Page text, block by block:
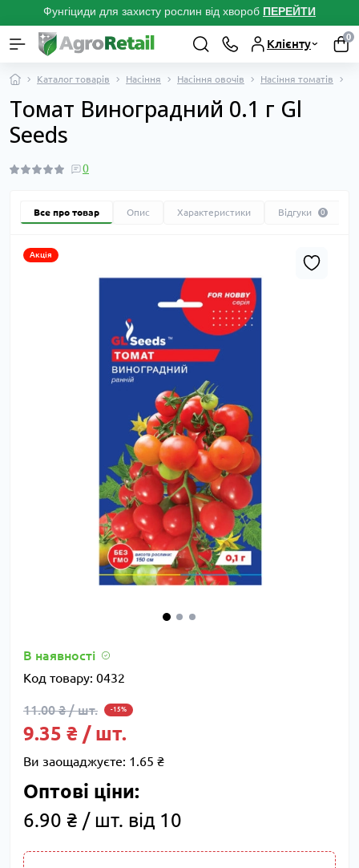
Фунгіциди для захисту рослин від хвороб ПЕРЕЙТИ
Клієнту
0
Каталог товарів Насіння Насіння овочів Насіння томатів
Томат Виноградний 0.1 г Gl
Seeds
0
Все про товар Опис Характеристики Відгуки 0
Акція
В наявності
Код товару: 0432
11.00 ₴ / шт. -15%
9.35 ₴ / шт.
Ви заощаджуєте: 1.65 ₴
Оптові ціни:
6.90 ₴ / шт. від 10